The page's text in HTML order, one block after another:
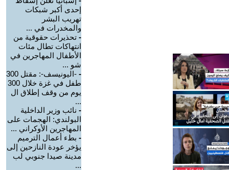
إحدى أكبر شبكات
تهريب البشر
والمخدرات في ...
- تحذيرات حقوقية من
انتهاكات تطال مئات
الأطفال المهاجرين في
شو ...
-
-اليونيسف-: مقتل 300
طفل في غزة خلال 300
يوم من وقف إطلاق ال
...
- نائب وزير الداخلية
البولندي: الهجمات على
المهاجرين الأوكراني ...
- بطء أعمال الترميم
يؤخر عودة النازحين إلى
مدينة صيدا جنوبي لب
...